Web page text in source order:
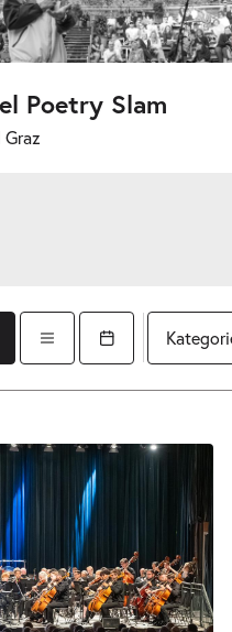
ListenansichtKalender öffnen